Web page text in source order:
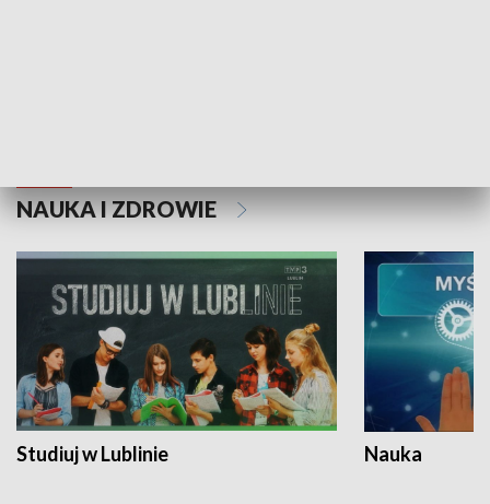
NAUKA I ZDROWIE
Studiuj w Lublinie Nauka